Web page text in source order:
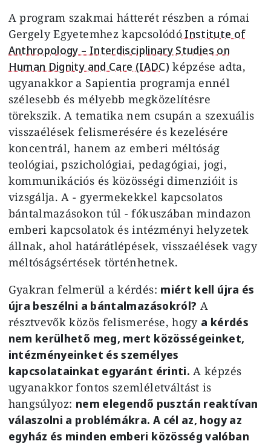
A program szakmai hátterét részben a római
Gergely Egyetemhez kapcsolódóInstitute of
Anthropology – Interdisciplinary Studies on
Human Dignity and Care (IADC) képzése adta,
ugyanakkor a Sapientia programja ennél
szélesebb és mélyebb megközelítésre
törekszik. A tematika nem csupán a szexuális
visszaélések felismerésére és kezelésére
koncentrál, hanem az emberi méltóság
teológiai, pszichológiai, pedagógiai, jogi,
kommunikációs és közösségi dimenzióit is
vizsgálja. A - gyermekekkel kapcsolatos
bántalmazásokon túl - fókuszában mindazon
emberi kapcsolatok és intézményi helyzetek
állnak, ahol határátlépések, visszaélések vagy
méltóságsértések történhetnek.
Gyakran felmerül a kérdés: miért kell újra és
újra beszélni a bántalmazásokról? A
résztvevők közös felismerése, hogy a kérdés
nem kerülhető meg, mert közösségeinket,
intézményeinket és személyes
kapcsolatainkat egyaránt érinti. A képzés
ugyanakkor fontos szemléletváltást is
hangsúlyoz: nem elegendő pusztán reaktívan
válaszolni a problémákra. A cél az, hogy az
egyház és minden emberi közösség valóban